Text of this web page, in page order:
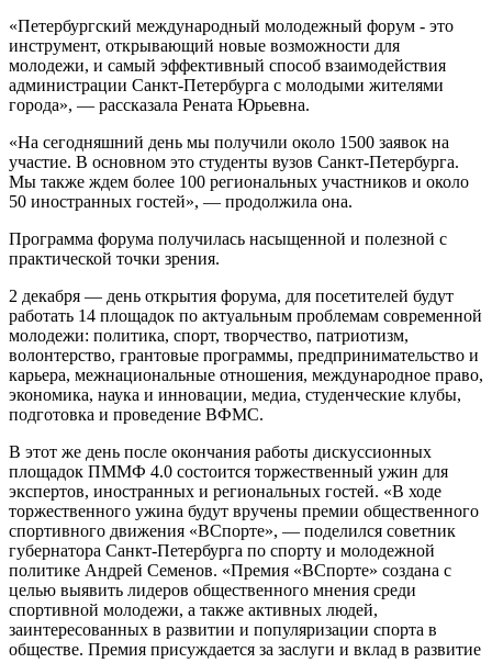
«Петербургский международный молодежный форум - это
инструмент, открывающий новые возможности для
молодежи, и самый эффективный способ взаимодействия
администрации Санкт-Петербурга с молодыми жителями
города», — рассказала Рената Юрьевна.
«На сегодняшний день мы получили около 1500 заявок на
участие. В основном это студенты вузов Санкт-Петербурга.
Мы также ждем более 100 региональных участников и около
50 иностранных гостей», — продолжила она.
Программа форума получилась насыщенной и полезной с
практической точки зрения.
2 декабря — день открытия форума, для посетителей будут
работать 14 площадок по актуальным проблемам современной
молодежи: политика, спорт, творчество, патриотизм,
волонтерство, грантовые программы, предпринимательство и
карьера, межнациональные отношения, международное право,
экономика, наука и инновации, медиа, студенческие клубы,
подготовка и проведение ВФМС.
В этот же день после окончания работы дискуссионных
площадок ПММФ 4.0 состоится торжественный ужин для
экспертов, иностранных и региональных гостей. «В ходе
торжественного ужина будут вручены премии общественного
спортивного движения «ВСпорте», — поделился советник
губернатора Санкт-Петербурга по спорту и молодежной
политике Андрей Семенов. «Премия «ВСпорте» создана с
целью выявить лидеров общественного мнения среди
спортивной молодежи, а также активных людей,
заинтересованных в развитии и популяризации спорта в
обществе. Премия присуждается за заслуги и вклад в развитие